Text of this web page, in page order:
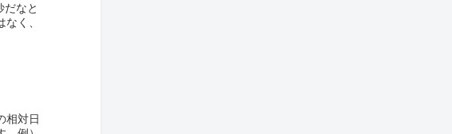
なと
く、
相対日